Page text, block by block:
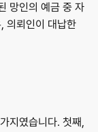
망인의 예금 중 자
의뢰인이 대납한
지였습니다. 첫째,